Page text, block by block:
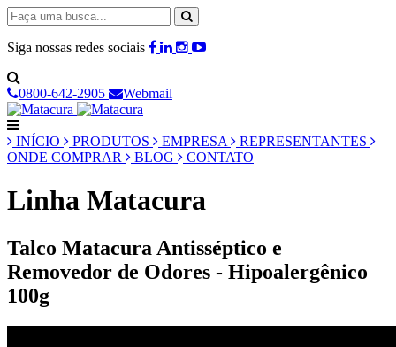
Siga nossas redes sociais
0800-642-2905 Webmail
INÍCIO PRODUTOS EMPRESA
REPRESENTANTES
ONDE COMPRAR
BLOG CONTATO
Linha Matacura
Talco Matacura Antisséptico e
Removedor de Odores - Hipoalergênico
100g